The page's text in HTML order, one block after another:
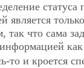
является
так что сама
как
то и кроется